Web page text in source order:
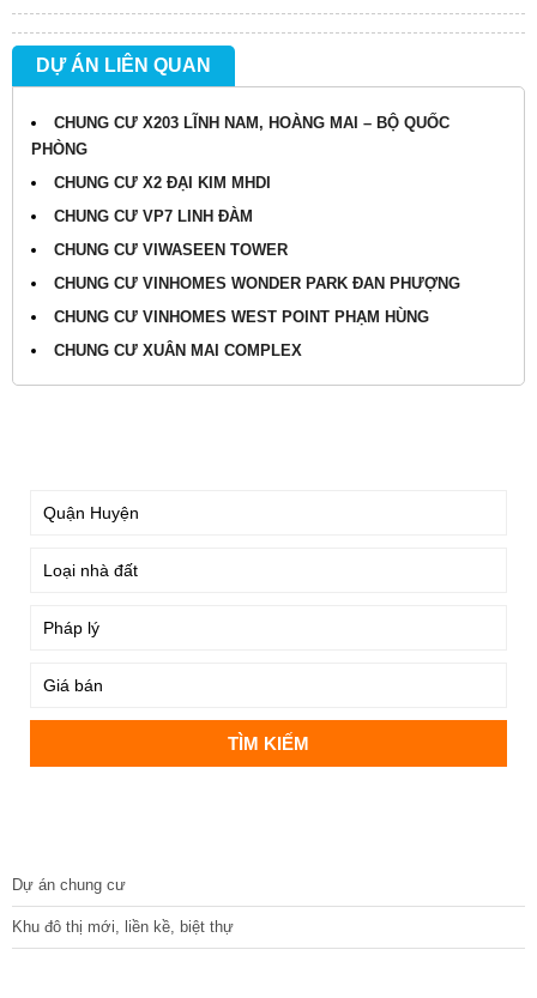
DỰ ÁN LIÊN QUAN
CHUNG CƯ X203 LĨNH NAM, HOÀNG MAI – BỘ QUỐC
PHÒNG
CHUNG CƯ X2 ĐẠI KIM MHDI
CHUNG CƯ VP7 LINH ĐÀM
CHUNG CƯ VIWASEEN TOWER
CHUNG CƯ VINHOMES WONDER PARK ĐAN PHƯỢNG
CHUNG CƯ VINHOMES WEST POINT PHẠM HÙNG
CHUNG CƯ XUÂN MAI COMPLEX
Dự án chung cư
Khu đô thị mới, liền kề, biệt thự